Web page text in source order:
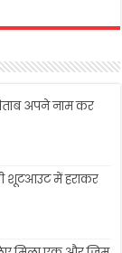
अपने नाम कर
शूटआउट में हराकर